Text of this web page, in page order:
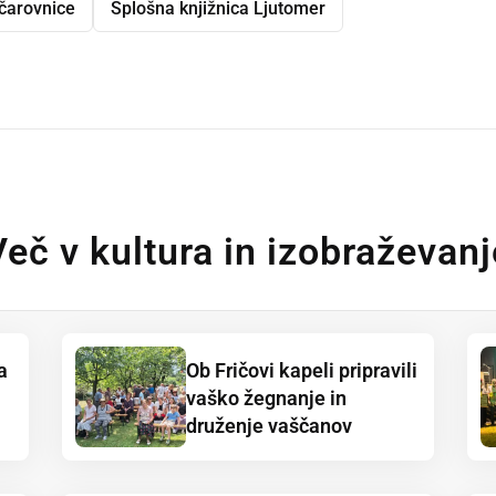
Splošna knjižnica Ljutomer
v kultura in
Ob Fričovi kapeli pripravili
vaško žegnanje in
druženje vaščanov